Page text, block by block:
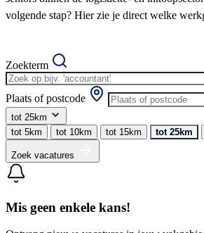
volgende stap? Hier zie je direct welke
Zoekterm
Plaats of postcode
tot 25km
tot 5km
tot 10km tot 15km tot 25km
Zoek vacatures
Mis geen enkele kans!